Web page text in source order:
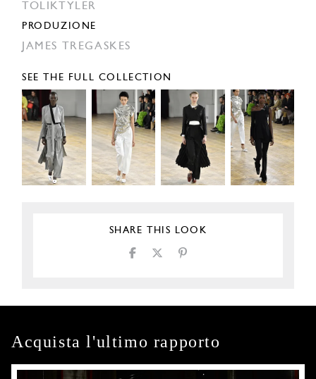
TOLIKTYLER
PRODUZIONE
JAMES TREGASKES
SEE THE FULL COLLECTION
SHARE THIS LOOK
Acquista l'ultimo rapporto